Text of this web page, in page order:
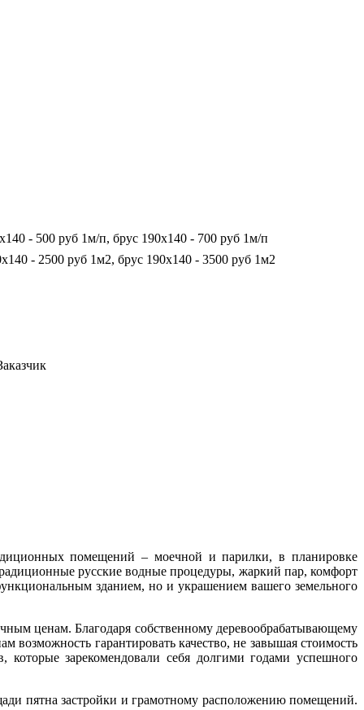
- 500 руб 1м/п, брус 190х140 - 700 руб 1м/п
- 2500 руб 1м2, брус 190х140 - 3500 руб 1м2
помещений – моечной и парилки, в планировке
русские водные процедуры, жаркий пар, комфорт
зданием, но и украшением вашего земельного
ценам. Благодаря собственному деревообрабатывающему
возможность гарантировать качество, не завышая стоимость
которые зарекомендовали себя долгими годами успешного
пятна застройки и грамотному расположению помещений.